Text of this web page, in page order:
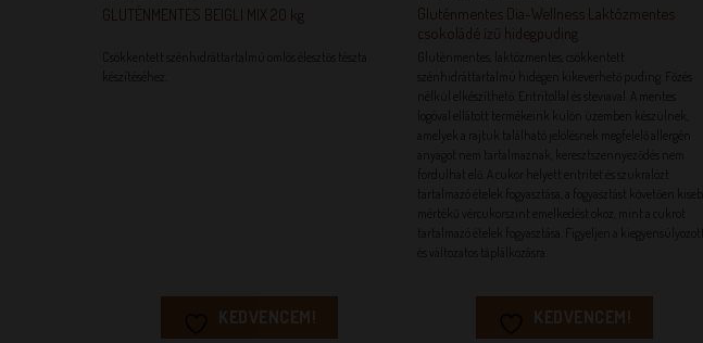
GLUTÉNMENTES BEIGLI MIX 20 kg
Csökkentett szénhidráttartalmú omlós élesztős tészta
készítéséhez.
KEDVENCEM!
Gluténmentes Dia-Wellness Laktózmentes
csokoládé ízű hidegpuding
Gluténmentes, laktózmentes, csökkentett
szénhidráttartalmú hidegen kikeverhető puding. Főzés
nélkül elkészíthető. Eritritollal és steviaval.
A mentes
logóval ellátott termékeink külön üzemben készülnek,
amelyek a rajtuk található jelölésnek megfelelő allergén
anyagot nem tartalmaznak, keresztszennyeződés nem
A cukor helyett eritritet és szukralózt
tartalmazó ételek fogyasztása, a fogyasztást követően kisebb
mértékű vércukorszint emelkedést okoz, mint a cukrot
tartalmazó ételek fogyasztása. Figyeljen a kiegyensúlyozott
és változatos táplálkozásra.
KEDVENCEM!